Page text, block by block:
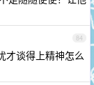
84
才谈得上精神怎么